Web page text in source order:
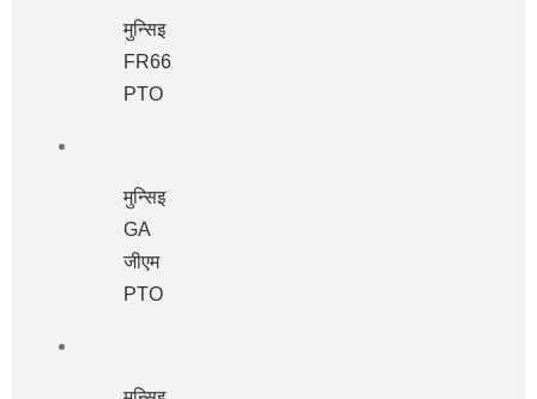
मुन्सिइ
FR66
PTO
मुन्सिइ
GA
जीएम
PTO